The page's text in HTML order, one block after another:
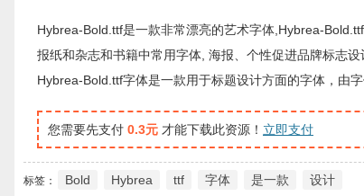
Hybrea-Bold.ttf是一款非常漂亮的艺术字体,Hybrea-
报纸和杂志和书籍中常用字体, 海报、个性促进品牌标志设
Hybrea-Bold.ttf字体是一款用于标题设计方面的字体，由
您需要先支付 0.3元 才能下载此资源！ 立即支付
标签： Bold Hybrea ttf 字体 是一款 设计